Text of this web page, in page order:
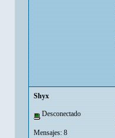
Shyx
Desconectado
Mensajes: 8